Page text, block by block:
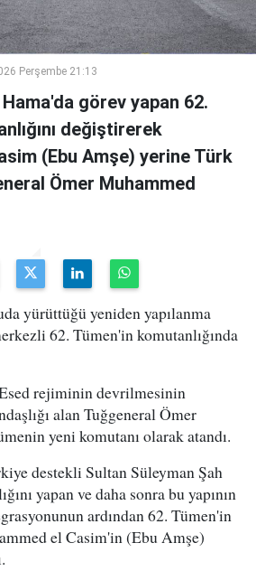
Perşembe 21:13
görev yapan 62.
değiştirerek
(Ebu Amşe) yerine Türk
Ömer Muhammed
yürüttüğü yeniden yapılanma
62. Tümen'in komutanlığında
rejiminin devrilmesinin
alan Tuğgeneral Ömer
yeni komutanı olarak atandı.
destekli Sultan Süleyman Şah
yapan ve daha sonra bu yapının
ardından 62. Tümen'in
el Casim'in (Ebu Amşe)